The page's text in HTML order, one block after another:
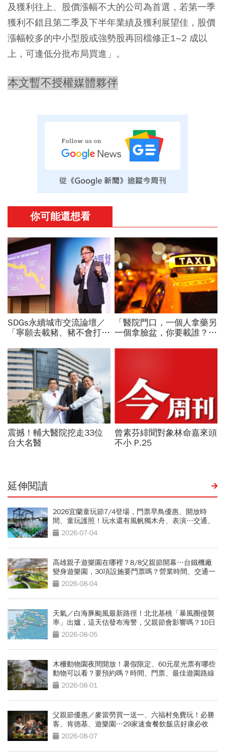
及獲利往上、股價漲幅不大的公司為首選，若第一季
獲利不錯且第二季及下半年業績及獲利展望佳，股價
漲幅較多的中小型股或強勢股再回檔修正1~2 成以
上，可逢低分批布局買進」。
本文暫不授權媒體夥伴
延伸閱讀
2026宜蘭童玩節7/4登場，門票早鳥優惠、開放時
間、童玩護照！玩水還有風帆獨木舟、表演…交通、
停車場攻略
2026-07-04
高雄親子遊樂園在哪裡？8/8父親節開幕…台鐵機廠
變身遊樂園，30項設施要門票嗎？營業時間、交通一
文看2026-08-04
天氣／白海豚颱風最新路徑！北北基桃「暴風圈侵襲
率」出爐，這天估發布海警，父親節會影響嗎？10日
報先看
2026-08-05
木柵動物園夜間開放！暑假限定、60元星光票有哪些
動物可以看？要預約嗎？時間、門票、最佳遊園路線
總整理
2026-08-01
父親節優惠／麥當勞買一送一、六福村免費玩！必勝
客、肯德基、遊樂園…29家速食餐飲飯店好康必收
2026-08-07